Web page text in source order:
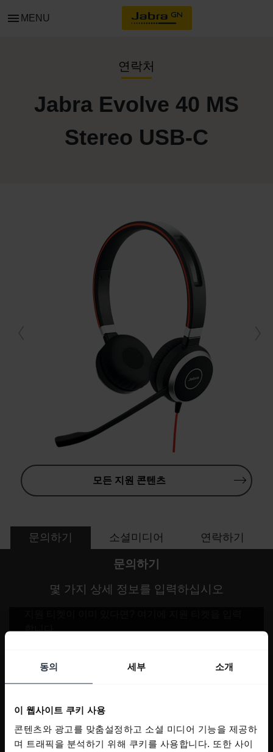
동의 세부 소개
이 웹사이트 쿠키 사용
콘텐츠와 광고를 맞춤설정하고 소셜 미디어 기능을 제공하
며 트래픽을 분석하기 위해 쿠키를 사용합니다. 또한 사이
menu MENU
연락처
Jabra Evolve 40 MS
Stereo USB-C
모든 지원 콘텐츠
문의하기 소셜미디어 연락하기
문의하기
몇 가지 상세 정보를 입력하십시오